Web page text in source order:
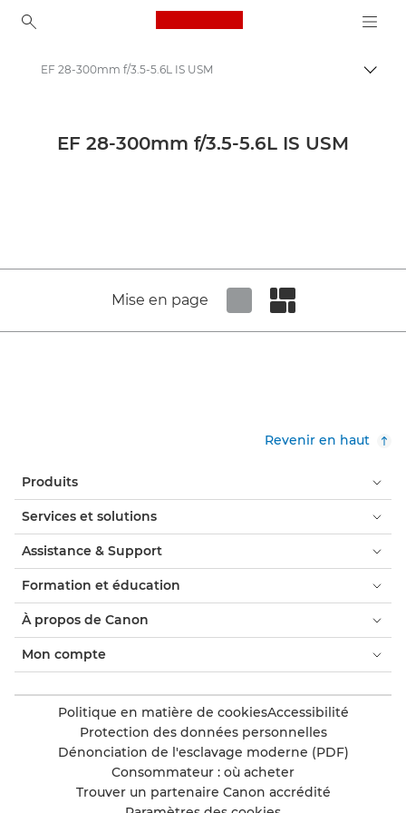
Canon Logo, back to
Objectifs pour appareil photo Canon
EF 28-300mm f/3.5-5.6L IS USM
EF 28-300mm f/3.5-5.6L IS USM
Mise en page
Revenir en haut
Produits
Services et solutions
Assistance & Support
Formation et éducation
À propos de Canon
Mon compte
Politique en matière de cookiesAccessibilité
Protection des données personnelles
Dénonciation de l'esclavage moderne (PDF)
Consommateur : où acheter
Trouver un partenaire Canon accrédité